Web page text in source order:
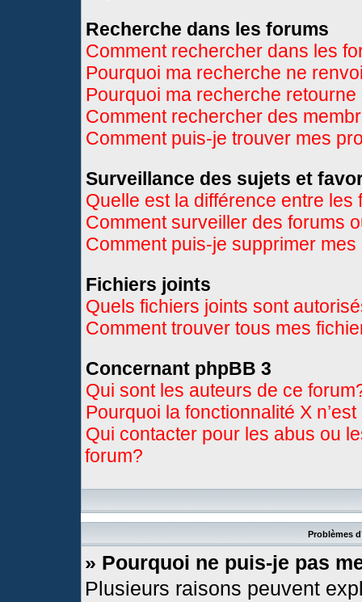
Recherche dans les forums
Comment rechercher dans les
Pourquoi ma recherche ne
Pourquoi ma recherche
Comment rechercher des
Comment puis-je trouver mes
Surveillance des sujets et
Quelle est la différence entre
Comment surveiller des forums
Comment puis-je supprimer
Fichiers joints
Quels fichiers joints sont
Comment trouver tous mes
Concernant phpBB 3
Qui sont les auteurs de ce
Pourquoi la fonctionnalité X
Qui contacter pour les abus ou
forum?
Problèmes
» Pourquoi ne puis-je pas
Plusieurs raisons peuvent